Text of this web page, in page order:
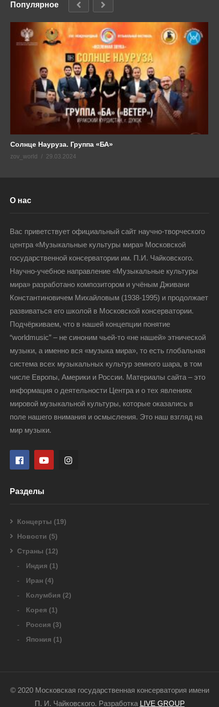
Популярное
Солнце Науруза. Группа «БА»
zov_world 29.03.2024
О нас
Вас приветствует официальный сайт научно-творческого
центра «Музыкальные культуры мира» Московской
государственной консерватории им. П.И. Чайковского.
Научно-учебное направление «Музыкальные культуры
мира» разработано композитором и учёным Дживани
Константиновичем Михайловым (1938-1995) и продолжает
развиваться его школой в Московской консерватории.
Подчёркиваем, что в нашей концепции понятие
“worldmusic” – не синоним чьей-то «не нашей» этнической
музыки, а именно вся «музыка мира», то есть глобальная
система всех музыкальных культур земного шара, в том
числе Европы, Америки и России. Материалы сайта – это
информация о деятельности Центра и о тех явлениях
мировой музыкальной культуры, которые оказались в
поле нашего внимания и осмысления. Это наш взгляд на
мир музыки.
Разделы
Концерты (19)
Новости (5)
Страны (12)
Индия (1)
Иран (4)
Колумбия (2)
Корея (1)
Россия (3)
Япония (1)
© 2020 Московская государственная консерватория имени
П. И. Чайковского. Разработка LIVE GROUP